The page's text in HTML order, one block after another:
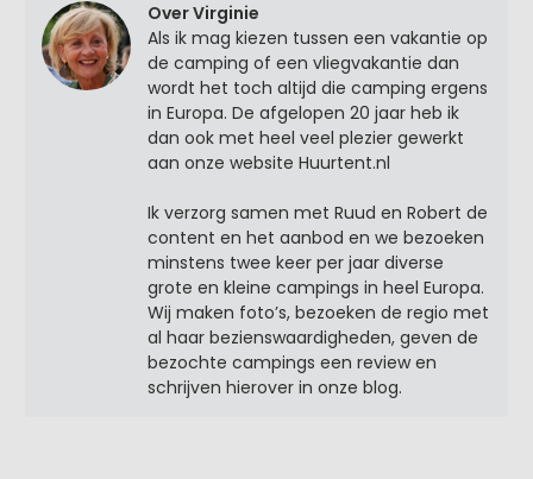
Over Virginie
Als ik mag kiezen tussen een vakantie op
de camping of een vliegvakantie dan
wordt het toch altijd die camping ergens
in Europa. De afgelopen 20 jaar heb ik
dan ook met heel veel plezier gewerkt
aan onze website Huurtent.nl
Ik verzorg samen met Ruud en Robert de
content en het aanbod en we bezoeken
minstens twee keer per jaar diverse
grote en kleine campings in heel Europa.
Wij maken foto’s, bezoeken de regio met
al haar bezienswaardigheden, geven de
bezochte campings een review en
schrijven hierover in onze blog.